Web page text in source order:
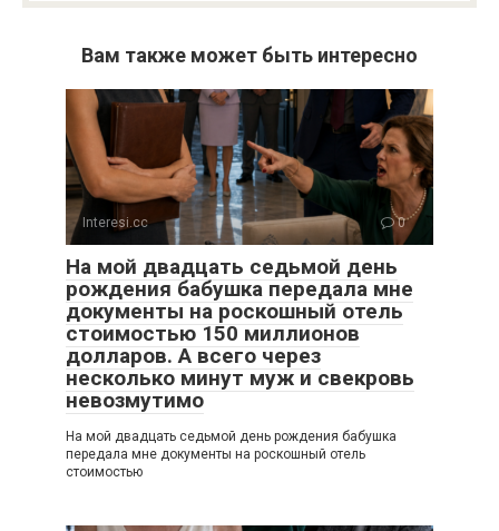
Вам также может быть интересно
Interesi.cc 0
На мой двадцать седьмой день
рождения бабушка передала мне
документы на роскошный отель
стоимостью 150 миллионов
долларов. А всего через
несколько минут муж и свекровь
невозмутимо
На мой двадцать седьмой день рождения бабушка
передала мне документы на роскошный отель
стоимостью